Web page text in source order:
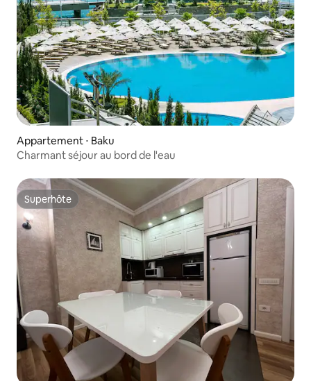
Appartement ⋅ Baku
Charmant séjour au bord de l'eau
Superhôte
Superhôte